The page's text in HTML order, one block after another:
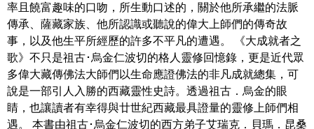
率且饒富趣味的口吻，所生動口述的，關於他所承繼的法脈
傳承、薩藏家族、他所認識或聽說的偉大上師們的傳奇故
事，以及他生平所經歷的許多不平凡的遭遇。 《大成就者之
歌》不只是祖古･烏金仁波切的格人靈修回憶錄，更是近代眾
多偉大藏傳佛法大師們以生命應證佛法的非凡成就總集，可
說是一部引人入勝的西藏靈性史詩。透過祖古．烏金的眼
睛，也讓讀者有幸得與廿世紀西藏最具證量的靈修上師們相
遇。 本書由祖古･烏金仁波切的西方弟子艾瑞克．貝瑪．昆桑